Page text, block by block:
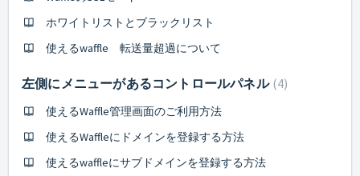
ホワイトリストとブラックリスト
使えるwaffle 転送量超過について
左側にメニューがあるコントロールパネル 4
使えるWaffle管理画面のご利用方法
使えるWaffleにドメインを登録する方法
使えるwaffleにサブドメインを登録する方法